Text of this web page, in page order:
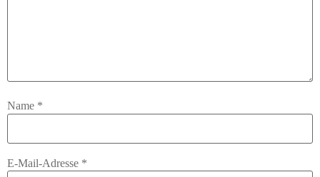
Name *
E-Mail-Adresse *